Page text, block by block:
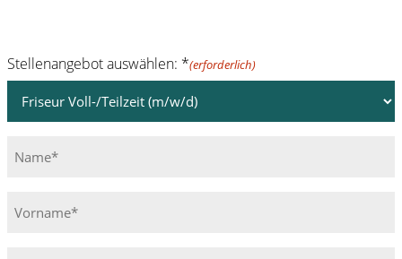
Freude am Umgang mit Menschen
Interesse an persönlicher Weiterbildung
Stellenangebot auswählen: *(erforderlich)
(erforderlich)
(erforderlich)